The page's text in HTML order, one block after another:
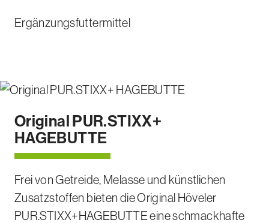
Ergänzungsfuttermittel
Original PUR.STIXX+
HAGEBUTTE
Frei von Getreide, Melasse und künstlichen
Zusatzstoffen bieten die Original Höveler
PUR.STIXX+HAGEBUTTE eine schmackhafte